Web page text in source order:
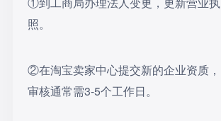
照。
②在淘宝卖家中心提交新的企业资质，
审核通常需3-5个工作日。